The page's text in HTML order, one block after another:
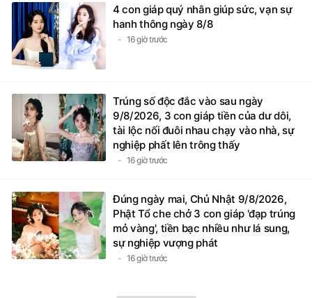
4 con giáp quý nhân giúp sức, vạn sự
hanh thông ngày 8/8
16 giờ trước
Trúng số độc đắc vào sau ngày
9/8/2026, 3 con giáp tiền của dư dôi,
tài lộc nối đuôi nhau chạy vào nhà, sự
nghiệp phất lên trông thấy
16 giờ trước
Đúng ngày mai, Chủ Nhật 9/8/2026,
Phật Tổ che chở 3 con giáp 'đạp trúng
mỏ vàng', tiền bạc nhiều như lá sung,
sự nghiệp vượng phát
16 giờ trước